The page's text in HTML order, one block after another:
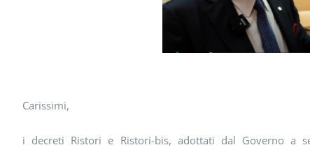
Carissimi,
i decreti Ristori e Ristori-bis, adottati dal Governo a